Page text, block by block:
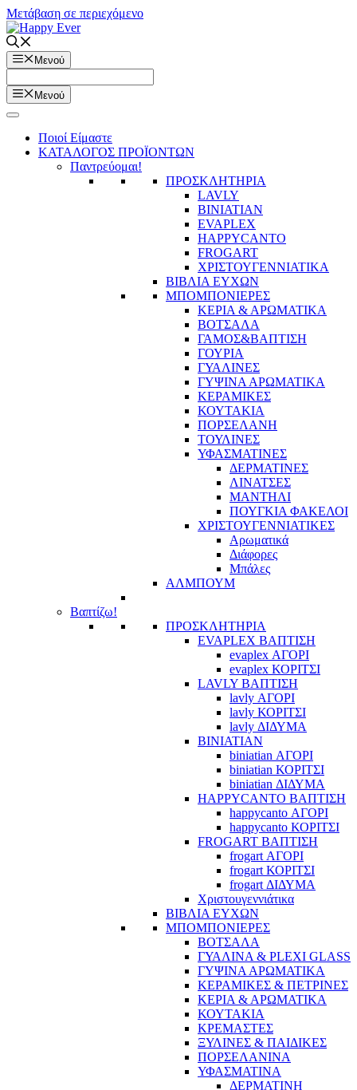
Μετάβαση σε περιεχόμενο
Μενού
Μενού
Ποιοί Είμαστε
ΚΑΤΑΛΟΓΟΣ ΠΡΟΪΟΝΤΩΝ
Παντρεύομαι!
ΠΡΟΣΚΛΗΤΗΡΙΑ
LAVLY
BINIATIAN
EVAPLEX
HAPPYCANTO
FROGART
ΧΡΙΣΤΟΥΓΕΝΝΙΑΤΙΚΑ
ΒΙΒΛΙΑ ΕΥΧΩΝ
ΜΠΟΜΠΟΝΙΕΡΕΣ
ΚΕΡΙΑ & ΑΡΩΜΑΤΙΚΑ
ΒΟΤΣΑΛΑ
ΓΑΜΟΣ&ΒΑΠΤΙΣΗ
ΓΟΥΡΙΑ
ΓΥΑΛΙΝΕΣ
ΓΥΨΙΝΑ ΑΡΩΜΑΤΙΚΑ
ΚΕΡΑΜΙΚΕΣ
ΚΟΥΤΑΚΙΑ
ΠΟΡΣΕΛΑΝΗ
ΤΟΥΛΙΝΕΣ
ΥΦΑΣΜΑΤΙΝΕΣ
ΔΕΡΜΑΤΙΝΕΣ
ΛΙΝΑΤΣΕΣ
ΜΑΝΤΗΛΙ
ΠΟΥΓΚΙΑ ΦΑΚΕΛΟΙ
ΧΡΙΣΤΟΥΓΕΝΝΙΑΤΙΚΕΣ
Αρωματικά
Διάφορες
Μπάλες
ΑΛΜΠΟΥΜ
Βαπτίζω!
ΠΡΟΣΚΛΗΤΗΡΙΑ
EVAPLEX ΒΑΠΤΙΣΗ
evaplex ΑΓΟΡΙ
evaplex ΚΟΡΙΤΣΙ
LAVLY ΒΑΠΤΙΣΗ
lavly ΑΓΟΡΙ
lavly ΚΟΡΙΤΣΙ
lavly ΔΙΔΥΜΑ
BINIATIAN
biniatian ΑΓΟΡΙ
biniatian ΚΟΡΙΤΣΙ
biniatian ΔΙΔΥΜΑ
HAPPYCANTO ΒΑΠΤΙΣΗ
happycanto ΑΓΟΡΙ
happycanto ΚΟΡΙΤΣΙ
FROGART ΒΑΠΤΙΣΗ
frogart ΑΓΟΡΙ
frogart ΚΟΡΙΤΣΙ
frogart ΔΙΔΥΜΑ
Χριστουγεννιάτικα
ΒΙΒΛΙΑ ΕΥΧΩΝ
ΜΠΟΜΠΟΝΙΕΡΕΣ
ΒΟΤΣΑΛΑ
ΓΥΑΛΙΝΑ & PLEXI GLASS
ΓΥΨΙΝΑ ΑΡΩΜΑΤΙΚΑ
ΚΕΡΑΜΙΚΕΣ & ΠΕΤΡΙΝΕΣ
ΚΕΡΙΑ & ΑΡΩΜΑΤΙΚΑ
ΚΟΥΤΑΚΙΑ
ΚΡΕΜΑΣΤΕΣ
ΞΥΛΙΝΕΣ & ΠΑΙΔΙΚΕΣ
ΠΟΡΣΕΛΑΝΙΝΑ
ΥΦΑΣΜΑΤΙΝA
ΔΕΡΜΑΤΙΝΗ